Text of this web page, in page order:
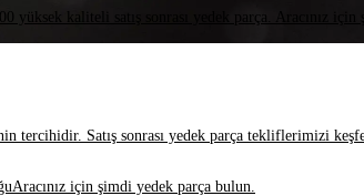
yüksek kaliteli satış sonrası yedek parça. Aracınız
tercihidir. Satış sonrası yedek parça tekliflerimizi
Aracınız için şimdi yedek parça bulun.